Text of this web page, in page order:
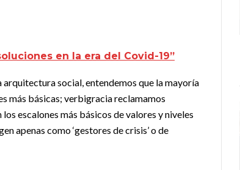
en la era del Covid-19”
social, entendemos que la mayoría
más básicas; verbigracia reclamamos
escalones más básicos de valores y niveles
apenas como ‘gestores de crisis’ o de